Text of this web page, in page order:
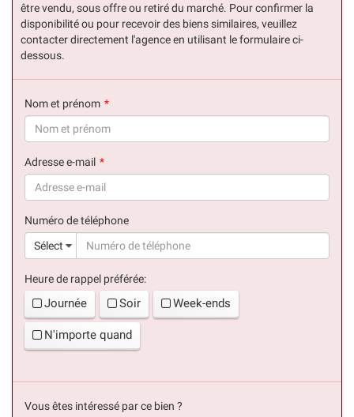
être vendu, sous offre ou retiré du marché. Pour confirmer la
disponibilité ou pour recevoir des biens similaires, veuillez
contacter directement l'agence en utilisant le formulaire ci-
dessous.
Nom et prénom
Adresse e-mail
Numéro de téléphone
Sélect
Heure de rappel préférée:
Journée Soir Week-ends
N'importe quand
Vous êtes intéressé par ce bien ?